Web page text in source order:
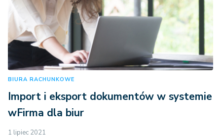
BIURA RACHUNKOWE
Import i eksport dokumentów w systemie
wFirma dla biur
1 lipiec 2021